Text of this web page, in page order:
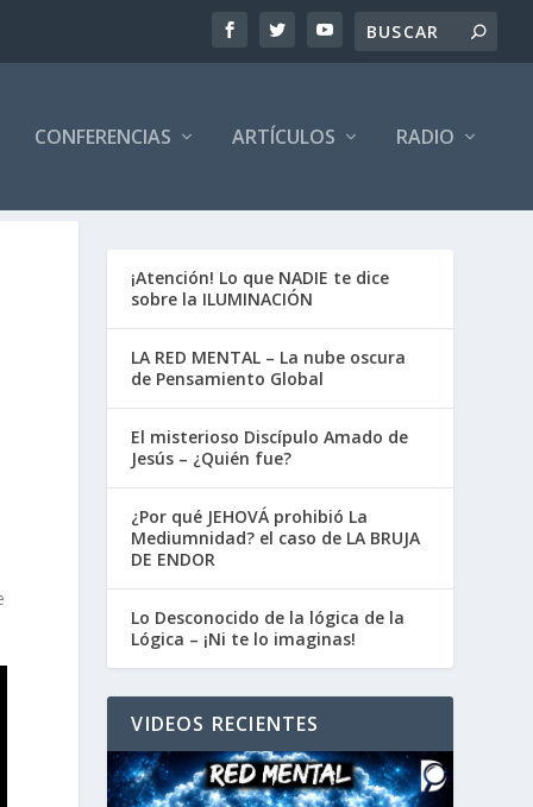
CONFERENCIAS ARTÍCULOS RADIO
¡Atención! Lo que NADIE te dice
sobre la ILUMINACIÓN
LA RED MENTAL – La nube oscura
de Pensamiento Global
El misterioso Discípulo Amado de
Jesús – ¿Quién fue?
¿Por qué JEHOVÁ prohibió La
Mediumnidad? el caso de LA BRUJA
DE ENDOR
Lo Desconocido de la lógica de la
Lógica – ¡Ni te lo imaginas!
VIDEOS RECIENTES